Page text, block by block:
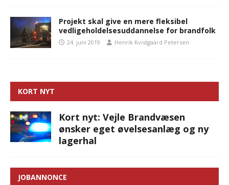
Projekt skal give en mere fleksibel
vedligeholdelsesuddannelse for brandfolk
24. juni 2019 Henrik Kvistgaard Petersen
KORT NYT
Kort nyt: Vejle Brandvæsen
ønsker eget øvelsesanlæg og ny
lagerhal
JOBANNONCE